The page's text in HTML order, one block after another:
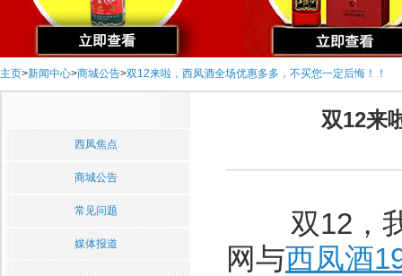
主页>新闻中心>商城公告>双12来啦，西凤酒全场优惠多多，不买您一定后悔！！
西凤焦点
商城公告
常见问题
媒体报道
双12来
双12，我
网与西凤酒